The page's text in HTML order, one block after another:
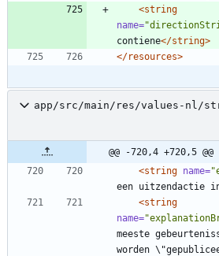
<string
name=
contiene</string>
</resources>
app/src/main/res/values-nl/
@@ -720,4 +720,5 @@
<string name=
een uitzendactie
<string
name=
meeste
worden